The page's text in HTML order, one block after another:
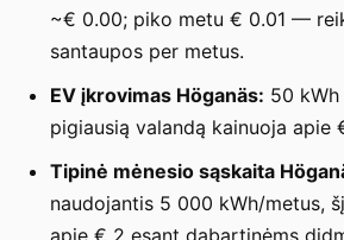
~€ 0.00; piko metu € 0.01 —
santaupos per metus.
EV įkrovimas Höganäs: 50
pigiausią valandą kainuoja apie
Tipinė mėnesio sąskaita
naudojantis 5 000 kWh/metus,
apie € 2 esant dabartinėms